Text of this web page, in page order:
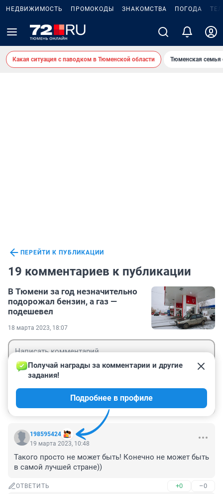
НЕДВИЖИМОСТЬ ПРОМОКОДЫ ЗНАКОМСТВА ПОГОДА
Какая ситуация с паводком в Тюменской области Тюменская семья
ПЕРЕЙТИ К ПУБЛИКАЦИИ
19 комментариев к публикации
В Тюмени за год незначительно
подорожал бензин, а газ —
подешевел
18 марта 2023, 18:07
198595424
Получай награды за комментарии и другие
задания!
Подробнее в профиле
19 марта 2023, 10:48
Такого просто не может быть! Конечно не может быть
в самой лучшей стране))
ОТВЕТИТЬ +0 –0